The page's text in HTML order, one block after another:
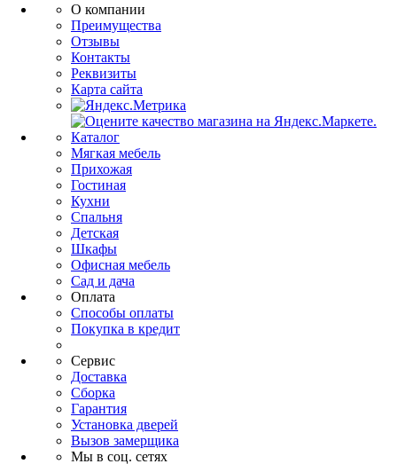
О компании
Преимущества
Отзывы
Контакты
Реквизиты
Карта сайта
Каталог
Мягкая мебель
Прихожая
Гостиная
Кухни
Спальня
Детская
Шкафы
Офисная мебель
Сад и дача
Оплата
Способы оплаты
Покупка в кредит
Сервис
Доставка
Сборка
Гарантия
Установка дверей
Вызов замерщика
Мы в соц. сетях